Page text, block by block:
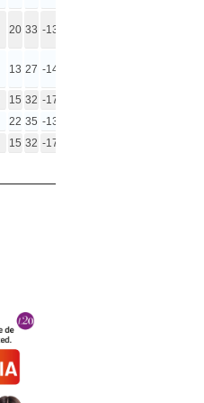
20 33 -13
13 27 -14
15 32 -17
22 35 -13
15 32 -17